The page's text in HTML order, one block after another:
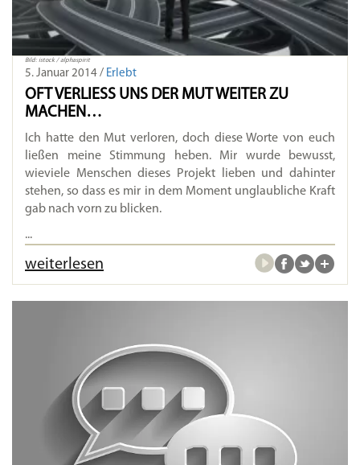
Bild: istock / alphaspirit
5. Januar 2014 / Erlebt
OFT VERLIESS UNS DER MUT WEITER ZU M
ACHEN…
Ich hatte den Mut verloren, doch diese Worte von euch
ließen meine Stimmung heben. Mir wurde bewusst,
wieviele Menschen dieses Projekt lieben und dahinter
stehen, so dass es mir in dem Moment unglaubliche Kraft
gab nach vorn zu blicken.
...
weiterlesen